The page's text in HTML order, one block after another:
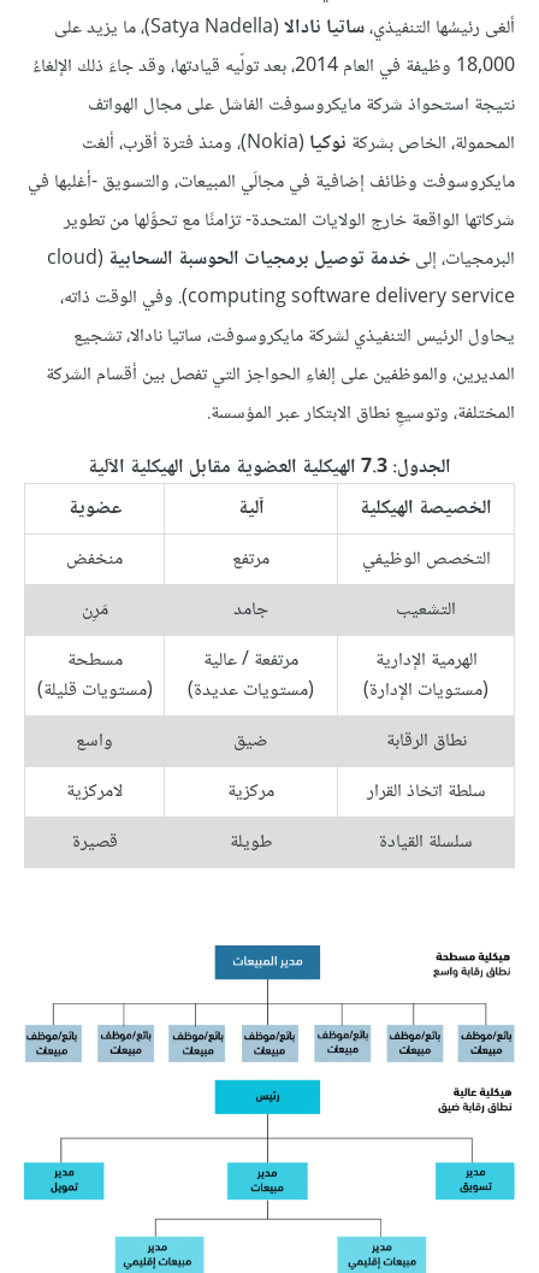
ألغى رئيسُها التنفيذي،ساتيا نادالا
(Satya Nadella)، ما يزيد على
18,000 وظيفة في العام 2014، بعد تولّيه قيادتها، وقد جاءَ ذلك الإلغاءُ
نتيجة استحواذ شركة مايكروسوفت الفاشل على مجال الهواتف
المحمولة، الخاص بشركة نوكيا
(Nokia)، ومنذ فترة أقرب، ألغت
مايكروسوفت وظائف إضافية في مجالَي المبيعات، والتسويق -أغلبها في
شركاتها الواقعة خارج الولايات المتحدة- تزامنًا مع تحوُّلها من تطوير
البرمجيات، إلىخدمة توصيل برمجيات الحوسبة السحابية (cloud
computing software delivery service). وفي الوقت ذاته،
يحاول الرئيس التنفيذي لشركة مايكروسوفت، ساتيا نادالا، تشجيع
المديرين، والموظفين على إلغاءِ الحواجز التي تفصل بين أقسام الشركة
المختلفة، وتوسيعِ نطاق الابتكار عبر المؤسسة.
الجدول: 7.3 الهيكلية العضوية مقابل الهيكلية الآلية
الخصيصة الهيكلية
آلية
عضوية
التخصص الوظيفي
مرتفع
منخفض
التشعيب
جامد
مَرِن
الهرمية الإدارية
(مستويات الإدارة)
مرتفعة / عالية
(مستويات عديدة)
مسطحة
(مستويات قليلة)
نطاق الرقابة
ضيق
واسع
سلطة اتخاذ القرار
مركزية
لامركزية
سلسلة القيادة
طويلة قصيرة